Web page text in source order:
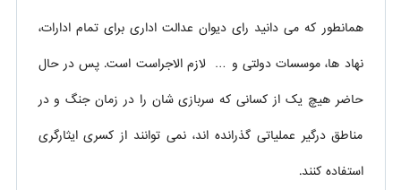
همانطور که می دانید رای دیوان عدالت اداری برای تمام ادارات،
نهاد ها، موسسات دولتی و … لازم الاجراست است. پس در حال
حاضر هیچ یک از کسانی که سربازی شان را در زمان جنگ و در
مناطق درگیر عملیاتی گذرانده اند، نمی توانند از کسری ایثارگری
استفاده کنند.